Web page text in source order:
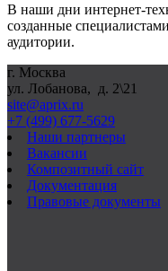
В наши дни интернет-
созданные
аудитории.
г. Москва
ул. Лобанова, д. 2\21
site@aprix.ru
+7 (499) 677-5629
Наши партнеры
Вакансии
Композитный сайт
Документация
Правовые документы